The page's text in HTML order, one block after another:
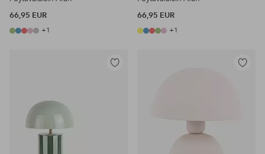
66,95 EUR
+1
66,95 EUR
+1
Lisää
Lisää